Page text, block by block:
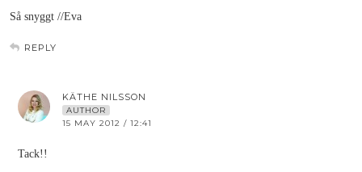
Så snyggt //Eva
REPLY
KÄTHE NILSSON
AUTHOR
15 MAY 2012 / 12:41
Tack!!